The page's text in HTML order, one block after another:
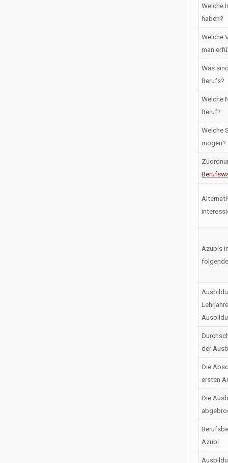
Welche
haben?
Welche
man
Was
Berufs?
Welche
Beruf?
Welche
mögen?
Azubis
der
Die
ersten
Die
Azubi